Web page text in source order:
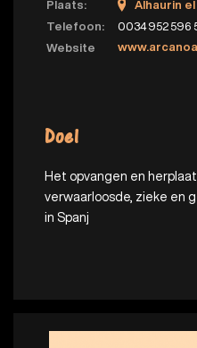
Plaats:
Alhaurin
Telefoon:
0034 952 596
Website
Doel
Het opvangen en
verwaarloosde, zieke en
in Spanj